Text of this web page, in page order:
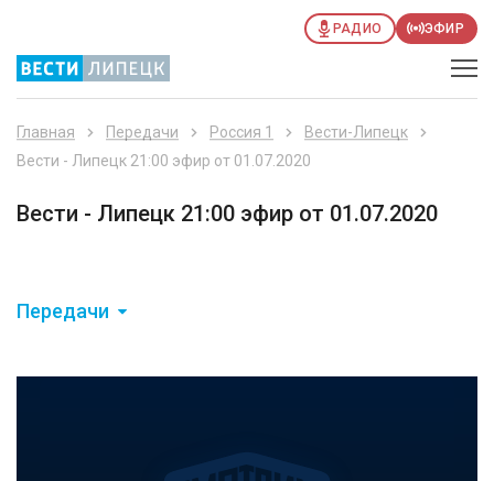
РАДИО ЭФИР
Главная Передачи Россия 1
Вести-Липецк
Вести - Липецк 21:00 эфир от 01.07.2020
Вести - Липецк 21:00 эфир от 01.07.2020
Передачи